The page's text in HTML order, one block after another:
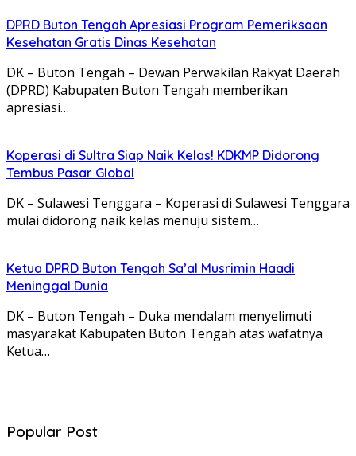
DPRD Buton Tengah Apresiasi Program Pemeriksaan
Kesehatan Gratis Dinas Kesehatan
DK – Buton Tengah – Dewan Perwakilan Rakyat Daerah
(DPRD) Kabupaten Buton Tengah memberikan
apresiasi…
Koperasi di Sultra Siap Naik Kelas! KDKMP Didorong
Tembus Pasar Global
DK – Sulawesi Tenggara – Koperasi di Sulawesi Tenggara
mulai didorong naik kelas menuju sistem…
Ketua DPRD Buton Tengah Sa’al Musrimin Haadi
Meninggal Dunia
DK – Buton Tengah – Duka mendalam menyelimuti
masyarakat Kabupaten Buton Tengah atas wafatnya
Ketua…
Popular Post